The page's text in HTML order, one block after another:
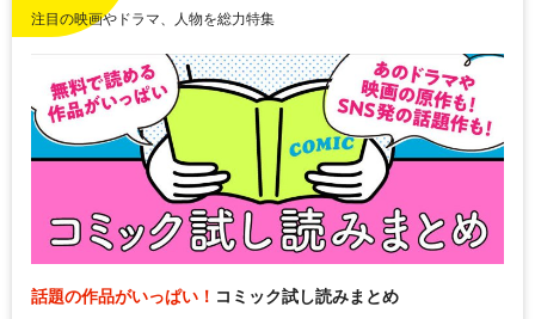
注目の映画やドラマ、人物を総力特集
話題の作品がいっぱい！ コミック試し読みまとめ